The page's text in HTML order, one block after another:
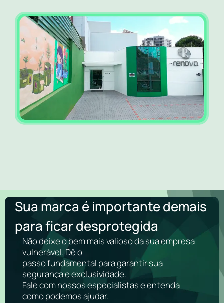
Sua marca é importante demais
para ficar desprotegida
Não deixe o bem mais valioso da sua empresa
vulnerável. Dê o
passo fundamental para garantir sua
segurança e exclusividade.
Fale com nossos especialistas e entenda
como podemos ajudar.